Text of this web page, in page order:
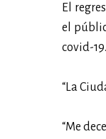
El
el
covid-19.
“La
“Me